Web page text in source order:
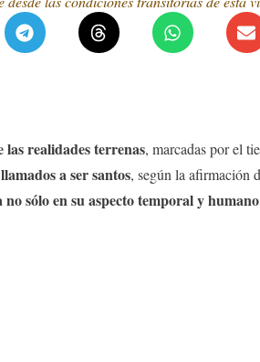
las realidades terrenas, marcadas por el
a ser santos, según la afirmación
sólo en su aspecto temporal y humano